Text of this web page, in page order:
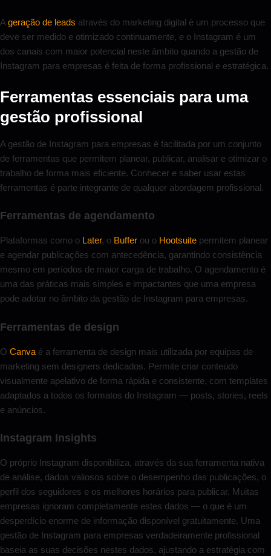
Ageração de leads através do marketing digital é um processo que
deve ser medido e otimizado continuamente, e o Instagram é um
dos canais com maior potencial neste âmbito quando a gestão de
Instagram para empresas é feita de forma profissional e estratégica.
Ferramentas essenciais para uma
gestão profissional
A gestão de Instagram para empresas é facilitada por um conjunto
de ferramentas que permitem planear, publicar, analisar e otimizar o
trabalho de forma mais eficiente. Conhecer e saber usar estas
ferramentas é parte integrante de qualquer abordagem profissional.
Ferramentas de agendamento
Plataformas como o Later, o Buffer ou o Hootsuite permitem planear
e agendar publicações com antecedência, garantindo consistência
mesmo em períodos de maior carga de trabalho. O agendamento é
uma das práticas mais simples e impactantes que uma empresa
pode adotar no âmbito da gestão de Instagram para empresas.
Ferramentas de design
O Canva é a ferramenta de design mais utilizada por equipas de
marketing sem designers dedicados. Permite criar conteúdo
visualmente apelativo de forma rápida e consistente, com templates
adaptados a todos os formatos do Instagram — posts, stories, reels
e anúncios.
Instagram Insights
O próprio Instagram disponibiliza, através da sua ferramenta nativa
de análise, dados valiosos sobre o desempenho das publicações, o
perfil dos seguidores e os melhores horários para publicar. Muitas
empresas ignoram completamente estes dados — o que é um
desperdício enorme de informação disponível gratuitamente. Uma
gestão de Instagram para empresas verdadeiramente profissional
baseia as suas decisões nestes dados, ajustando a estratégia com